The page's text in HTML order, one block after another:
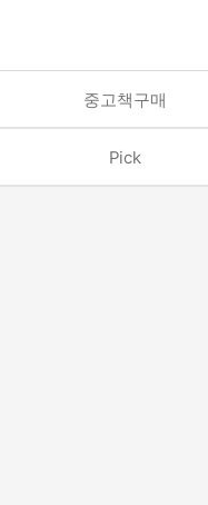
중고책구매
Pick